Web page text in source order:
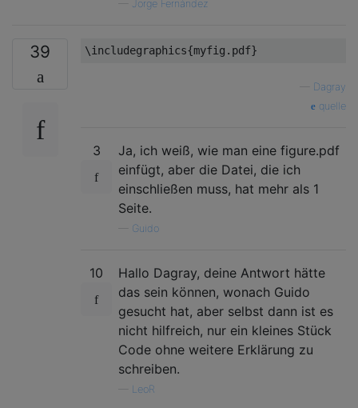
Jorge Fernández
39 \includegraphics{myfig.pdf}
Dagray
quelle
3
Ja, ich weiß, wie man eine figure.pdf
einfügt, aber die Datei, die ich
einschließen muss, hat mehr als 1
Seite.
Guido
10
Hallo Dagray, deine Antwort hätte
das sein können, wonach Guido
gesucht hat, aber selbst dann ist es
nicht hilfreich, nur ein kleines Stück
Code ohne weitere Erklärung zu
schreiben.
LeoR